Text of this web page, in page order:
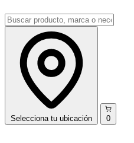
Selecciona tu ubicación 0